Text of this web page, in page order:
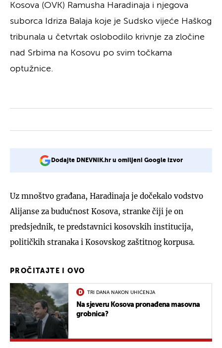
Kosova (OVK) Ramusha Haradinaja i njegova
suborca Idriza Balaja koje je Sudsko vijeće Haškog
tribunala u četvrtak oslobodilo krivnje za zločine
nad Srbima na Kosovu po svim točkama
optužnice.
Dodajte DNEVNIK.hr u omiljeni Google izvor
Uz mnoštvo građana, Haradinaja je dočekalo vodstvo
Alijanse za budućnost Kosova, stranke čiji je on
predsjednik, te predstavnici kosovskih institucija,
političkih stranaka i Kosovskog zaštitnog korpusa.
PROČITAJTE I OVO
TRI DANA NAKON UHIĆENJA
Na sjeveru Kosova pronađena masovna
grobnica?